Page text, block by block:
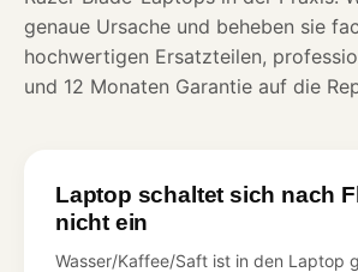
genaue Ursache und beheben sie
hochwertigen Ersatzteilen,
und 12 Monaten Garantie auf die
Laptop schaltet sich nach
nicht ein
Wasser/Kaffee/Saft ist in den Laptop